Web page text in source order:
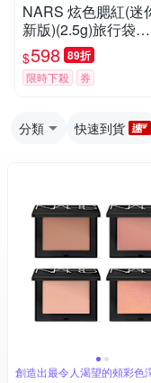
NARS 炫色腮紅(迷
新版)(2.5g)旅行袋組
(公司貨)
$598 89折
限時下殺 券
分類 快速到貨
創造出最令人渴望的頰彩色